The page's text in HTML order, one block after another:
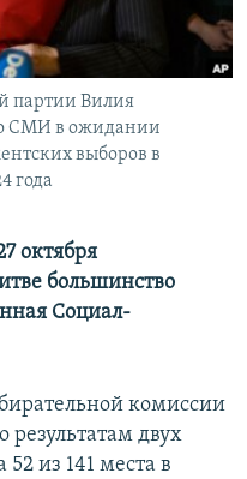
партии Вилия
СМИ в ожидании
выборов в
года
октября
большинство
Социал-
комиссии
двух
из 141 места в